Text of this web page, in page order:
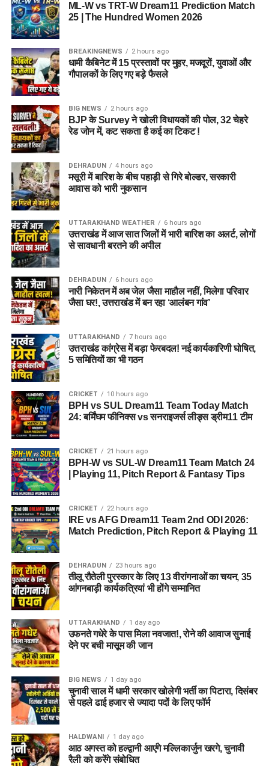
राज्य आपदा प्रबंधन तंत्र और जिला प्रशासन को संवेदनशील इलाकों में
सतर्क रहने के निर्देश दिए गए हैं। साथ ही भूस्खलन संभावित क्षेत्रों पर
लगातार निगरानी रखी जा रही है, ताकि किसी भी आपात स्थिति से समय
रहते निपटा जा सके।
मौसम विभाग और प्रशासन की ताजा
एडवाइजरी देखने की अपील
प्रशासन ने चारधाम यात्रा पर जाने वाले श्रद्धालुओं और अन्य यात्रियों से
अपील की है कि वे यात्रा शुरू करने से पहले मौसम विभाग और प्रशासन की
ताजा एडवाइजरी जरूर देखें। जब तक मौसम अनुकूल नहीं हो जाता, तब
तक अनावश्यक यात्रा से बचें और केवल आधिकारिक सूचना के आधार पर
ही आगे की योजना बनाएं।
ML-W vs TRT-W Dream11 Prediction Match
25 | The Hundred Women 2026
BREAKINGNEWS 2 hours ago
धामी कैबिनेट में 15 प्रस्तावों पर मुहर, मजदूरों, युवाओं और
गौपालकों के लिए गए बड़े फैसले
BIG NEWS 2 hours ago
BJP के Survey ने खोली विधायकों की पोल, 32 चेहरे
रेड जोन में, कट सकता है कई का टिकट !
DEHRADUN 4 hours ago
मसूरी में बारिश के बीच पहाड़ी से गिरे बोल्डर, सरकारी
आवास को भारी नुकसान
UTTARAKHAND WEATHER 6 hours ago
उत्तराखंड में आज सात जिलों में भारी बारिश का अलर्ट, लोगों
से सावधानी बरतने की अपील
DEHRADUN 6 hours ago
नारी निकेतन में अब जेल जैसा माहौल नहीं, मिलेगा परिवार
जैसा घर!, उत्तराखंड में बन रहा ‘आलंबन गांव’
UTTARAKHAND 7 hours ago
उत्तराखंड कांग्रेस में बड़ा फेरबदल! नई कार्यकारिणी घोषित,
5 समितियों का भी गठन
CRICKET 10 hours ago
BPH vs SUL Dream11 Team Today Match
24: बर्मिंघम फीनिक्स vs सनराइजर्स लीड्स ड्रीम11 टीम
CRICKET 21 hours ago
BPH-W vs SUL-W Dream11 Team Match 24
| Playing 11, Pitch Report & Fantasy Tips
CRICKET 22 hours ago
IRE vs AFG Dream11 Team 2nd ODI 2026:
Match Prediction, Pitch Report & Playing 11
DEHRADUN 23 hours ago
तीलू रौतेली पुरस्कार के लिए 13 वीरांगनाओं का चयन, 35
आंगनबाड़ी कार्यकत्रियां भी होंगे सम्मानित
UTTARAKHAND 1 day ago
उफनते गधेरे के पास मिला नवजात!, रोने की आवाज सुनाई
देने पर बची मासूम की जान
BIG NEWS 1 day ago
चुनावी साल में धामी सरकार खोलेगी भर्ती का पिटारा, दिसंबर
से पहले ढाई हजार से ज्यादा पदों के लिए फॉर्म
HALDWANI 1 day ago
आठ अगस्त को हल्द्वानी आएंगे मल्लिकार्जुन खरगे, चुनावी
रैली को करेंगे संबोधित